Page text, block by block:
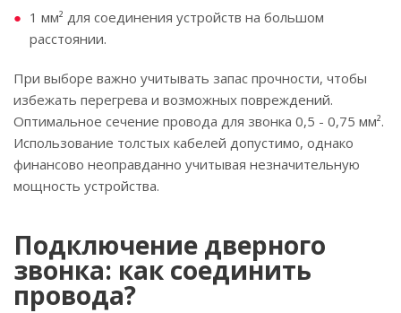
1 мм² для соединения устройств на большом
расстоянии.
При выборе важно учитывать запас прочности, чтобы
избежать перегрева и возможных повреждений.
Оптимальное сечение провода для звонка 0,5 - 0,75 мм².
Использование толстых кабелей допустимо, однако
финансово неоправданно учитывая незначительную
мощность устройства.
Подключение дверного
звонка: как соединить
провода?